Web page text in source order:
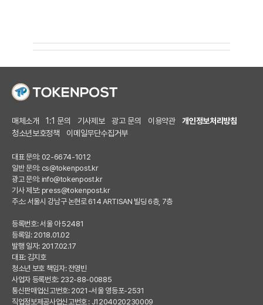
매체소개 1:1 문의 기사제보 광고 문의 이용약관
개인정보처리방침
청소년보호정책
이메일무단수집거부
대표 문의: 02-6674-1012
일반 문의: cs@tokenpost.kr
광고 문의: info@tokenpost.kr
기사 제보: press@tokenpost.kr
주소: 서울시 강남구 논현로 614 ARTISAN 빌딩 6층, 7층
등록번호: 서울 아 52481
등록일: 2018.01.02
발행 일자: 2017.02.17
대표: 김지호
청소년 보호 책임자: 전영빈
사업자 등록번호: 232-88-00885
통신판매업신고번호: 2021-서울 영등포-2531
직업정보제공사업신고번호 : J1204020230009